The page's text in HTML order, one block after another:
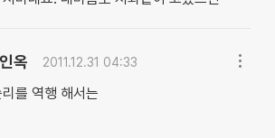
옥 2011.12.31 04:33
를 역행 해서는